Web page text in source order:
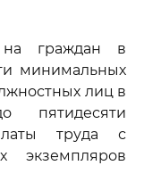
на граждан в
минимальных
лиц в
пятидесяти
труда с
экземпляров